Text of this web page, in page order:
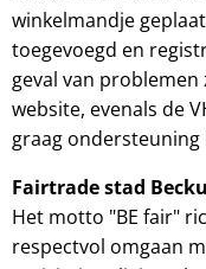
winkelmandje
toegevoegd en
geval van
website, evenals de
graag ondersteuning
Fairtrade stad
Het motto "BE fair"
respectvol omgaan